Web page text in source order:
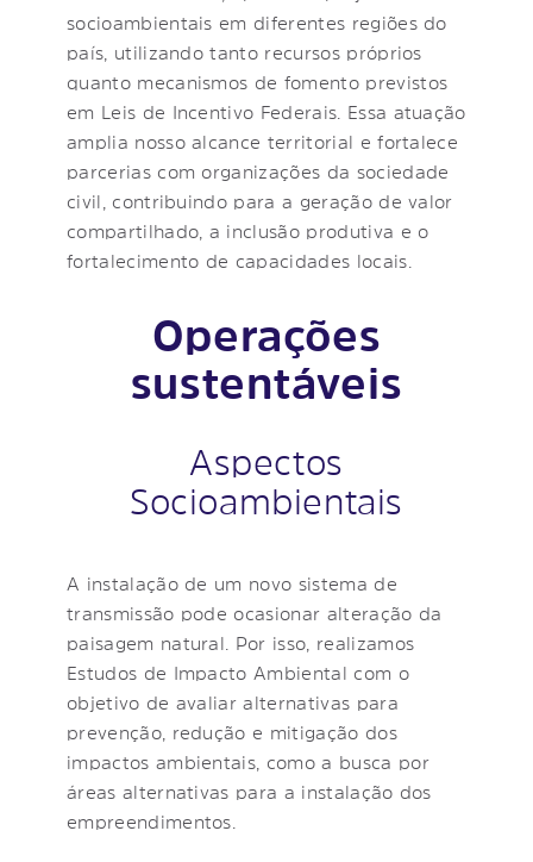
socioambientais em diferentes regiões do
país, utilizando tanto recursos próprios
quanto mecanismos de fomento previstos
em Leis de Incentivo Federais. Essa atuação
amplia nosso alcance territorial e fortalece
parcerias com organizações da sociedade
civil, contribuindo para a geração de valor
compartilhado, a inclusão produtiva e o
fortalecimento de capacidades locais.
Operações
sustentáveis
Aspectos
Socioambientais
A instalação de um novo sistema de
transmissão pode ocasionar alteração da
paisagem natural. Por isso, realizamos
Estudos de Impacto Ambiental com o
objetivo de avaliar alternativas para
prevenção, redução e mitigação dos
impactos ambientais, como a busca por
áreas alternativas para a instalação dos
empreendimentos.